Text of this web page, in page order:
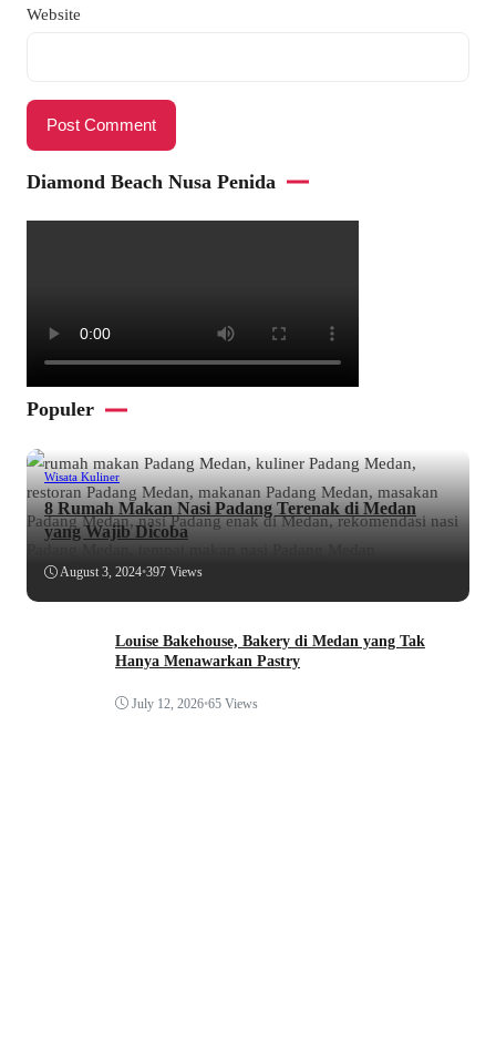
Website
Diamond Beach Nusa Penida
Populer
Wisata Kuliner
8 Rumah Makan Nasi Padang Terenak di Medan
yang Wajib Dicoba
August 3, 2024•397 Views
Louise Bakehouse, Bakery di Medan yang Tak
Hanya Menawarkan Pastry
July 12, 2026•65 Views